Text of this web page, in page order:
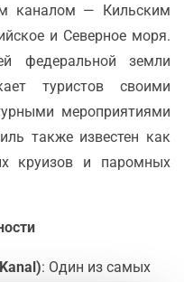
каналом — Кильским
и Северное моря.
федеральной земли
туристов своими
мероприятиями
также известен как
круизов и паромных
: Один из самых